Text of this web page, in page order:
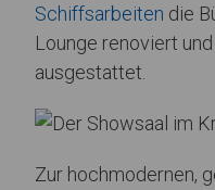
Schiffsarbeiten die
Lounge renoviert
ausgestattet.
Zur hochmodernen,